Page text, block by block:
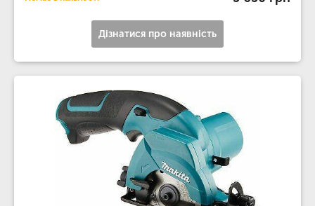
Дізнатися про наявність